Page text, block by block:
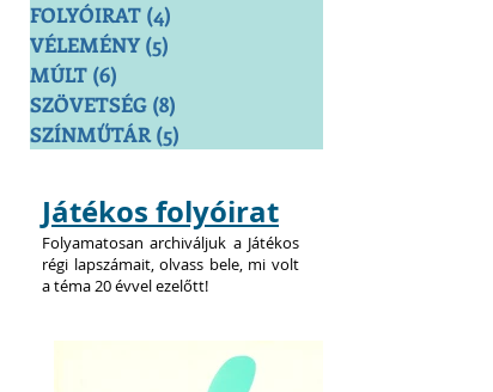
FOLYÓIRAT (4)
VÉLEMÉNY (5)
MÚLT (6)
SZÖVETSÉG (8)
SZÍNMŰTÁR (5)
Játékos folyóirat
Folyamatosan archiváljuk a Játékos
régi lapszámait, olvass bele, mi volt
a téma 20 évvel ezelőtt!